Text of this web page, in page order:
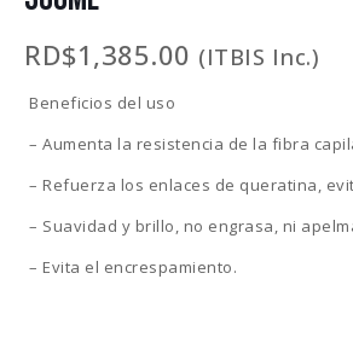
RD$1,385.00 (ITBIS Inc.)
Beneficios del uso
– Aumenta la resistencia de la fibra
– Refuerza los enlaces de queratina,
– Suavidad y brillo, no engrasa, ni
– Evita el encrespamiento.